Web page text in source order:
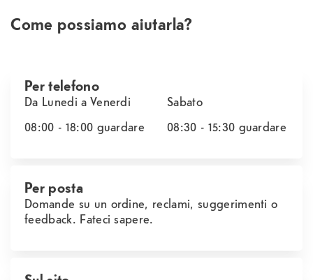
Come possiamo aiutarla?
Per telefono
Da Lunedi a Venerdi
08:00 - 18:00 guardare
Sabato
08:30 - 15:30 guardare
Per posta
Domande su un ordine, reclami, suggerimenti o
feedback. Fateci sapere.